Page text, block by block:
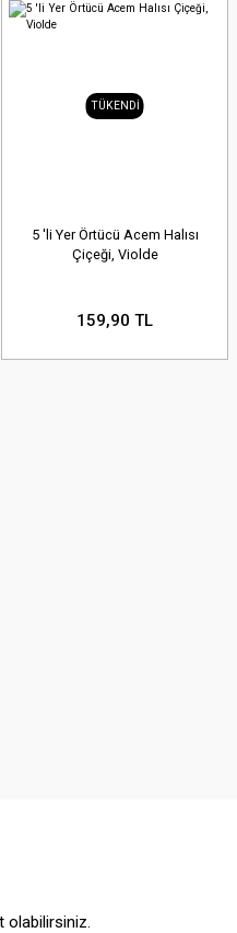
TÜKENDİ
5 'li Yer Örtücü Acem Halısı
Çiçeği, Violde
159,90 TL
olabilirsiniz.